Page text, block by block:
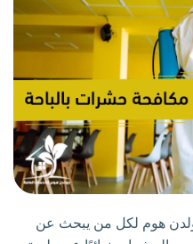
هوم لكل من يبحث عن